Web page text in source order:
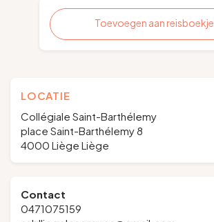
Toevoegen aan reisboekje
LOCATIE
Collégiale Saint-Barthélemy
place Saint-Barthélemy 8
4000 Liège Liège
Contact
0471075159